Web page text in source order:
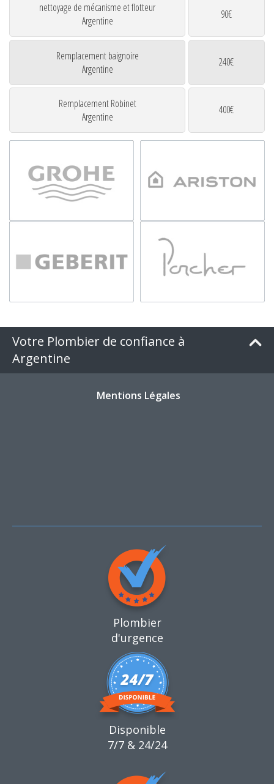
nettoyage de mécanisme et flotteur
Argentine
90€
Remplacement baignoire
Argentine
240€
Remplacement Robinet
Argentine
400€
Votre Plombier de confiance à
Argentine
Mentions Légales
Plombier
d'urgence
Disponible
7/7 & 24/24